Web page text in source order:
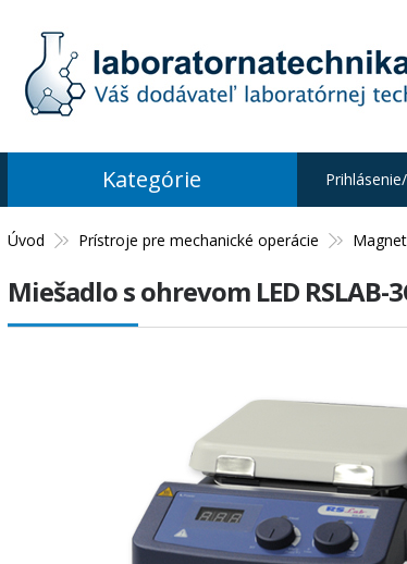
Úvod Prístroje pre mechanické operácie
Miešadlo s ohrevom LED RSLAB-
Kategórie